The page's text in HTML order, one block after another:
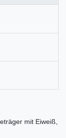
mit Eiweiß,